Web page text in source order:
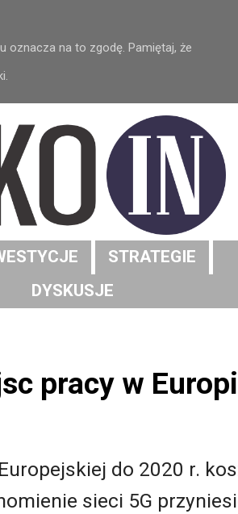
oznacza na to zgodę. Pamiętaj, że
STRATEGIE
DYSKUSJE
pracy w
do 2020 r.
sieci 5G